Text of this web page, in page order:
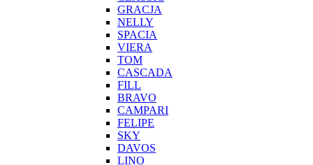
GRACJA
NELLY
SPACIA
VIERA
TOM
CASCADA
FILL
BRAVO
CAMPARI
FELIPE
SKY
DAVOS
LINO